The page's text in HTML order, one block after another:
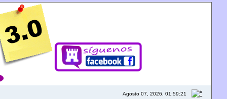
Agosto 07, 2026, 01:59:21